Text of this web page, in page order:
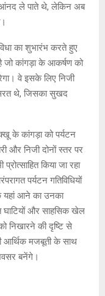
आंनद ले पाते थे, लेकिन अब
का शुभारंभ करते हुए
जो कांगड़ा के आकर्षण को
वे इसके लिए निजी
थे, जिसका सुखद
के कांगड़ा को पर्यटन
और निजी दोनों स्तर पर
किया जा रहा
पर्यटन गतिविधियों
यहां आने का उनका
घाटियों और साहसिक खेल
निखारने की दृष्टि से
आर्थिक मजबूती के साथ
बनेंगे।